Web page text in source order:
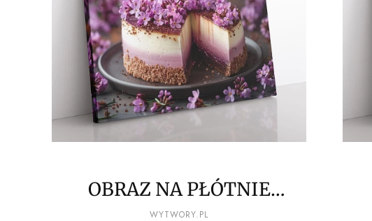
OBRAZ NA PŁÓTNIE
owocowy przysmak wz2
PRODUCENT
WYTWORY.PL